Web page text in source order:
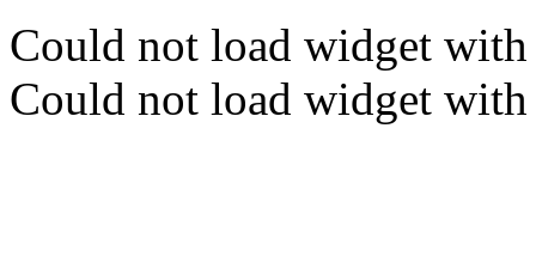
Could not load widget
Could not load widget